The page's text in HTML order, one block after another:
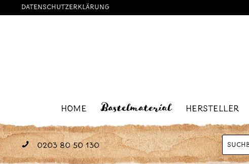
Datenschutzerklärung
Home Bastelmaterial Hersteller
0203 80 50 130